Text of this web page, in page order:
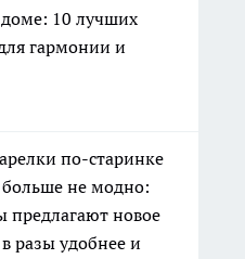
10 лучших
гармонии и
по-старинке
не модно:
предлагают новое
разы удобнее и